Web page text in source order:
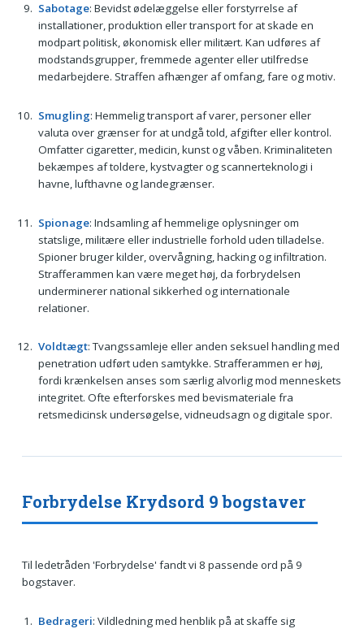
Sabotage: Bevidst ødelæggelse eller forstyrrelse af
installationer, produktion eller transport for at skade en
modpart politisk, økonomisk eller militært. Kan udføres af
modstandsgrupper, fremmede agenter eller utilfredse
medarbejdere. Straffen afhænger af omfang, fare og motiv.
Smugling: Hemmelig transport af varer, personer eller
valuta over grænser for at undgå told, afgifter eller kontrol.
Omfatter cigaretter, medicin, kunst og våben. Kriminaliteten
bekæmpes af toldere, kystvagter og scannerteknologi i
havne, lufthavne og landegrænser.
Spionage: Indsamling af hemmelige oplysninger om
statslige, militære eller industrielle forhold uden tilladelse.
Spioner bruger kilder, overvågning, hacking og infiltration.
Strafferammen kan være meget høj, da forbrydelsen
underminerer national sikkerhed og internationale
relationer.
Voldtægt: Tvangssamleje eller anden seksuel handling med
penetration udført uden samtykke. Strafferammen er høj,
fordi krænkelsen anses som særlig alvorlig mod menneskets
integritet. Ofte efterforskes med bevismateriale fra
retsmedicinsk undersøgelse, vidneudsagn og digitale spor.
Forbrydelse Krydsord 9 bogstaver
Til ledetråden 'Forbrydelse' fandt vi 8 passende ord på 9
bogstaver.
Bedrageri: Vildledning med henblik på at skaffe sig